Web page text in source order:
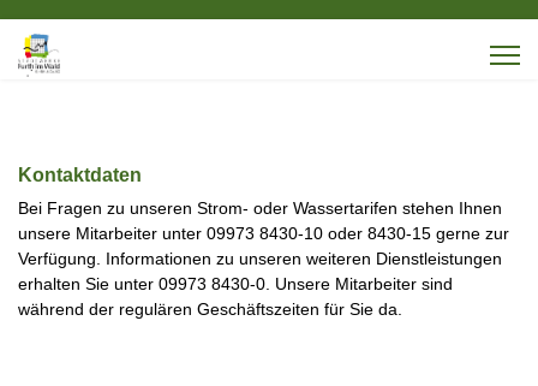
Kontaktdaten
Bei Fragen zu unseren Strom- oder Wassertarifen stehen Ihnen
unsere Mitarbeiter unter 09973 8430-10 oder 8430-15 gerne zur
Verfügung. Informationen zu unseren weiteren Dienstleistungen
erhalten Sie unter 09973 8430-0. Unsere Mitarbeiter sind
während der regulären Geschäftszeiten für Sie da.